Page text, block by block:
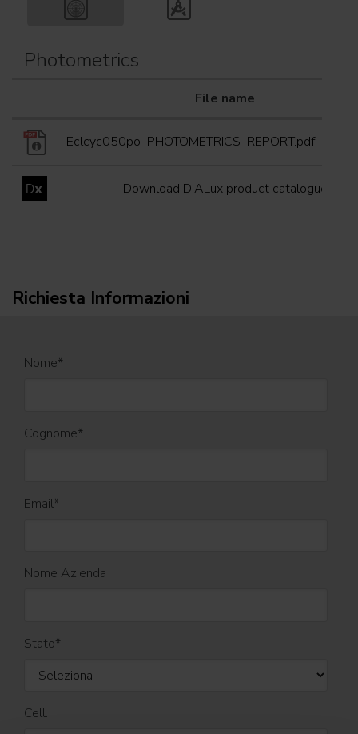
Photometrics
File name
Eclcyc050po_PHOTOMETRICS_REPORT.pdf
Download DIALux product catalogue
Richiesta Informazioni
Nome*
Cognome*
Email*
Nome Azienda
Stato*
Cell.